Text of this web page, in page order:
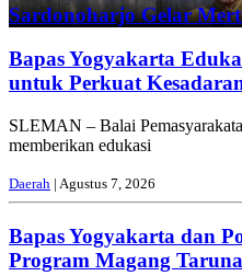
Sardonoharjo Gelar
Bapas Yogyakarta
untuk Perkuat
SLEMAN – Balai
memberikan edukasi
Daerah | Agustus 7, 2026
Bapas Yogyakarta dan
Program Magang